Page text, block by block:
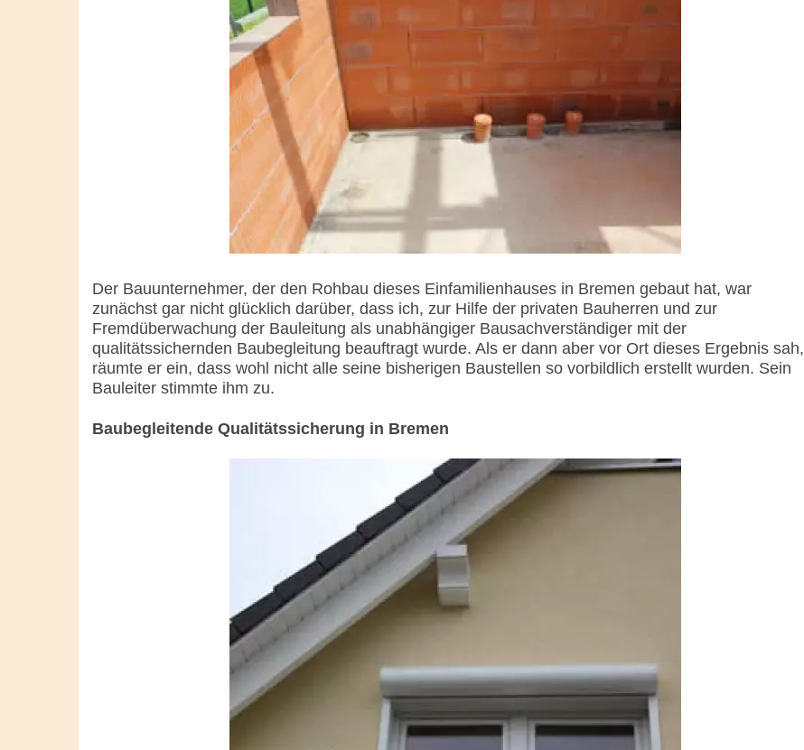
Der Bauunternehmer, der den Rohbau dieses Einfamilienhauses in Bremen gebaut hat, war
zunächst gar nicht glücklich darüber, dass ich, zur Hilfe der privaten Bauherren und zur
Fremdüberwachung der Bauleitung als unabhängiger Bausachverständiger mit der
qualitätssichernden Baubegleitung beauftragt wurde. Als er dann aber vor Ort dieses Ergebnis sah,
räumte er ein, dass wohl nicht alle seine bisherigen Baustellen so vorbildlich erstellt wurden. Sein
Bauleiter stimmte ihm zu.
Baubegleitende Qualitätssicherung in Bremen